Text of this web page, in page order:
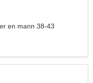
en mann 38-43